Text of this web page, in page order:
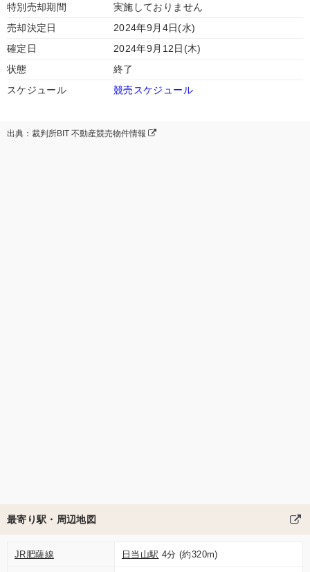
特別売却期間
実施しておりません
売却決定日
2024年9月4日(水)
確定日
2024年9月12日(木)
状態
終了
スケジュール
競売スケジュール
出典：裁判所BIT 不動産競売物件情報
最寄り駅・周辺地図
JR肥薩線 日当山駅 4分 (約320m)